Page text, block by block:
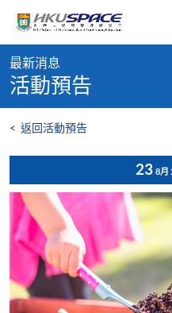
content
content
start
最新消息
活動預告
< 返回活動預告
23 8月